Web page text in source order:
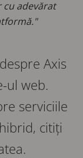
adevărat
Axis
ul web.
serviciile
citiți